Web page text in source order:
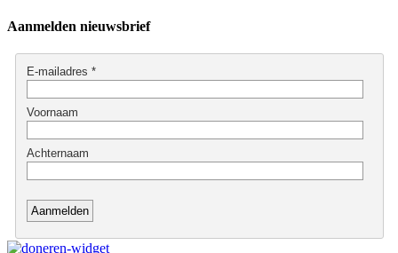
Aanmelden nieuwsbrief